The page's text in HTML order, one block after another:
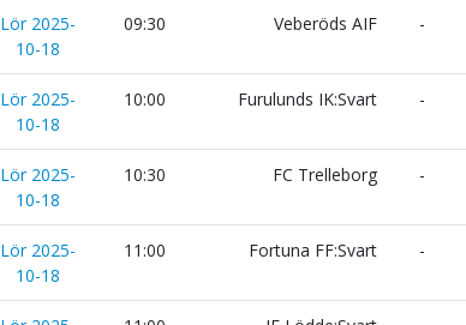
Lör 2025-
10-18
09:30 Veberöds AIF -
Lör 2025-
10-18
10:00 Furulunds IK:Svart -
Lör 2025-
10-18
10:30 FC Trelleborg -
Lör 2025-
10-18
11:00 Fortuna FF:Svart -